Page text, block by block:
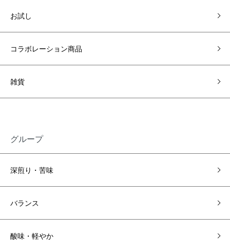
お試し
コラボレーション商品
雑貨
グループ
深煎り・苦味
バランス
酸味・軽やか